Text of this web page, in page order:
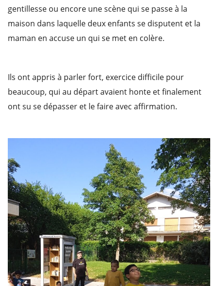
gentillesse ou encore une scène qui se passe à la
maison dans laquelle deux enfants se disputent et la
maman en accuse un qui se met en colère.
Ils ont appris à parler fort, exercice difficile pour
beaucoup, qui au départ avaient honte et finalement
ont su se dépasser et le faire avec affirmation.